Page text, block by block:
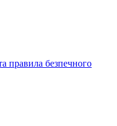
правила безпечного